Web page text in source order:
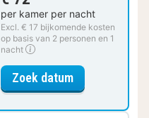
per kamer per nacht
Excl. € 17 bijkomende kosten
op basis van 2 personen en 1
nacht
Zoek datumvoor Comfort